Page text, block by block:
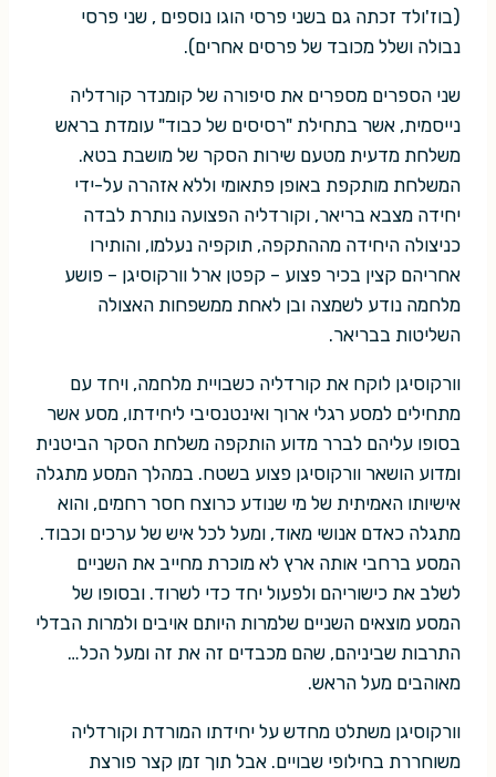
(בוז'ולד זכתה גם בשני פרסי הוגו נוספים , שני פרסי
נבולה ושלל מכובד של פרסים אחרים).
שני הספרים מספרים את סיפורה של קומנדר קורדליה
נייסמית, אשר בתחילת "רסיסים של כבוד" עומדת בראש
משלחת מדעית מטעם שירות הסקר של מושבת בטא.
המשלחת מותקפת באופן פתאומי וללא אזהרה על-ידי
יחידה מצבא בריאר, וקורדליה הפצועה נותרת לבדה
כניצולה היחידה מההתקפה, תוקפיה נעלמו, והותירו
אחריהם קצין בכיר פצוע – קפטן ארל וורקוסיגן – פושע
מלחמה נודע לשמצה ובן לאחת ממשפחות האצולה
השליטות בבריאר.
וורקוסיגן לוקח את קורדליה כשבויית מלחמה, ויחד עם
מתחילים למסע רגלי ארוך ואינטנסיבי ליחידתו, מסע אשר
בסופו עליהם לברר מדוע הותקפה משלחת הסקר הביטנית
ומדוע הושאר וורקוסיגן פצוע בשטח. במהלך המסע מתגלה
אישיותו האמיתית של מי שנודע כרוצח חסר רחמים, והוא
מתגלה כאדם אנושי מאוד, ומעל לכל איש של ערכים וכבוד.
המסע ברחבי אותה ארץ לא מוכרת מחייב את השניים
לשלב את כישוריהם ולפעול יחד כדי לשרוד. ובסופו של
המסע מוצאים השניים שלמרות היותם אויבים ולמרות הבדלי
התרבות שביניהם, שהם מכבדים זה את זה ומעל הכל…
מאוהבים מעל הראש.
וורקוסיגן משתלט מחדש על יחידתו המורדת וקורדליה
משוחררת בחילופי שבויים. אבל תוך זמן קצר פורצת